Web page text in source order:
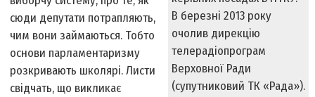
В березні 2013 року
очолив дирекцію
телерадіопрограм
Верховної Ради
(супутниковий ТК «Рада»).
сюди депутати потрапляють,
чим вони займаються. Тобто
основи парламентаризму
розкривають школярі. Листи
свідчать, що викликає